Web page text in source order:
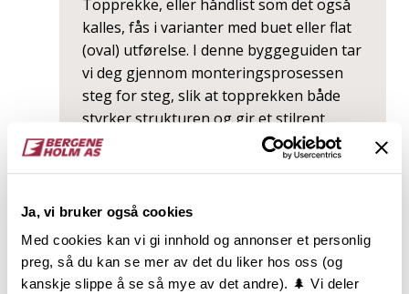
Ja, vi bruker også cookies
Med cookies kan vi gi innhold og annonser et personlig
preg, så du kan se mer av det du liker hos oss (og
kanskje slippe å se så mye av det andre). 🌲 Vi deler
Topprekke, eller håndlist som det også
kalles, fås i varianter med buet eller flat
(oval) utførelse. I denne byggeguiden tar
vi deg gjennom monteringsprosessen
steg for steg, slik at topprekken både
styrker strukturen og gir et stilrent
uttrykk.